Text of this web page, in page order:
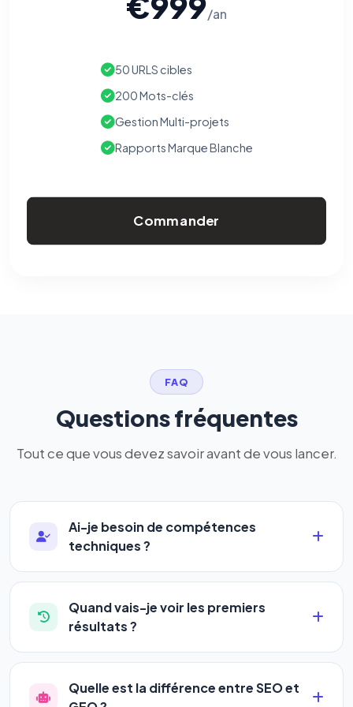
/an
50 URLS cibles
200 Mots-clés
Gestion Multi-projets
Rapports Marque Blanche
Commander
FAQ
Questions fréquentes
Tout ce que vous devez savoir avant de vous lancer.
Ai-je besoin de compétences
techniques ?
Absolument pas. Notre logiciel a été conçu pour
être accessible àtous les profils: artisans,
commerçants, auto-entrepreneurs, PME ou
complexe — vous renseignez l'adresse de votre
site, décrivez votre activité, et le logiciel gère tout
Quand vais-je voir les premiers
résultats ?
La plupart de nos utilisateurs observent une
amélioration de leur positionnement en4 à 6
semaines. Le référencement est un marathon, pas
Quelle est la différence entre SEO et